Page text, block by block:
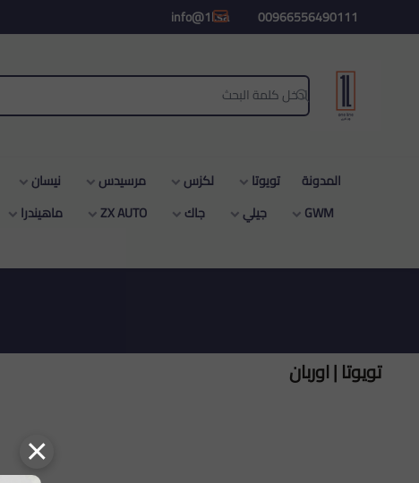
common.titles.skip_to_main_content
00966556490111
info@1l.sa
ون لاين
المدونة تويوتا لكزس مرسيدس نيسان
GWM
جيلي جاك ZX AUTO ماهيندرا
تويوتا | اوربان
×